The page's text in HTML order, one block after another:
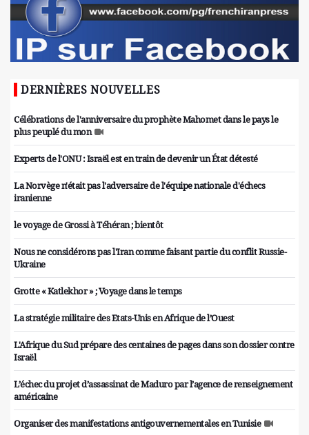
DERNIÈRES NOUVELLES
Célébrations de l'anniversaire du prophète Mahomet dans le pays le
plus peuplé du mon
Experts de l'ONU : Israël est en train de devenir un État détesté
La Norvège n'était pas l'adversaire de l'équipe nationale d'échecs
iranienne
le voyage de Grossi à Téhéran ; bientôt
Nous ne considérons pas l'Iran comme faisant partie du conflit Russie-
Ukraine
Grotte « Katlekhor » ; Voyage dans le temps
La stratégie militaire des Etats-Unis en Afrique de l’Ouest
L'Afrique du Sud prépare des centaines de pages dans son dossier contre
Israël
L’échec du projet d’assassinat de Maduro par l’agence de renseignement
américaine
Organiser des manifestations antigouvernementales en Tunisie